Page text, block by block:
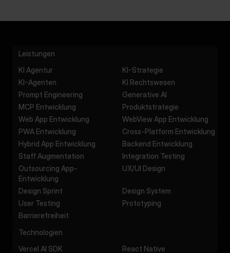
Leistungen
KI Agentur
KI-Strategie
KI-Agenten
KI Rechtswesen
Prompt Engineering
Generative AI
MCP Entwicklung
Produktstrategie
Web App Entwicklung
WebView App Entwicklung
PWA Entwicklung
Cross-Platform Entwicklung
Hybrid App Entwicklung
Backend Entwicklung
Staff Augmentation
Integration Testing
Outsourcing App-
Entwicklung
UX/UI Design
Design Sprint
Design System
User Testing
Prototyping
Barrierefreiheit
Technologien
Vercel AI SDK
React Native